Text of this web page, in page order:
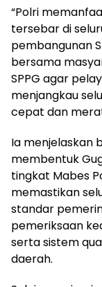
“Polri
tersebar di
pembangunan
bersama
SPPG agar
menjangkau
cepat dan
Ia menjelaskan
membentuk
tingkat Mabes
memastikan
standar
pemeriksaan
serta sistem
daerah.